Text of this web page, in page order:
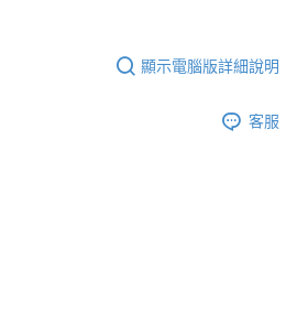
顯示電腦版詳細說明
客服